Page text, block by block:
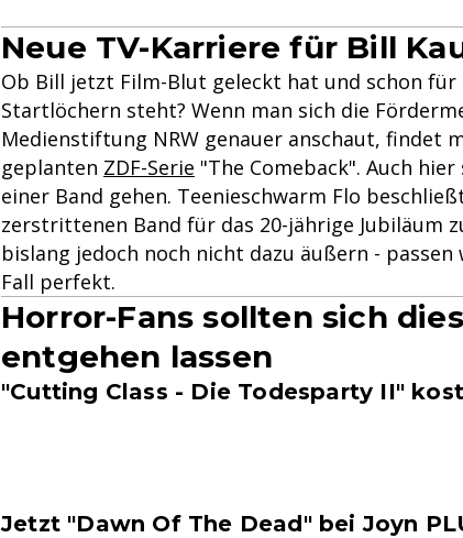
Neue TV-Karriere für Bill
Ob Bill jetzt Film-Blut geleckt hat und schon für
Startlöchern steht? Wenn man sich die
Medienstiftung NRW genauer anschaut, findet
geplanten ZDF-Serie "The Comeback". Auch
einer Band gehen. Teenieschwarm Flo
zerstrittenen Band für das 20-jährige Jubiläum
bislang jedoch noch nicht dazu äußern -
Fall perfekt.
Horror-Fans sollten sich
entgehen lassen
"Cutting Class - Die Todesparty II"
Jetzt "Dawn Of The Dead" bei Joyn